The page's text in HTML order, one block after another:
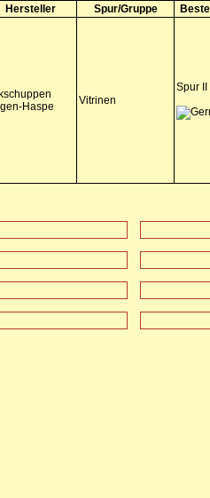
Hersteller Spur/Gruppe
Haspe
Vitrinen
Spur II